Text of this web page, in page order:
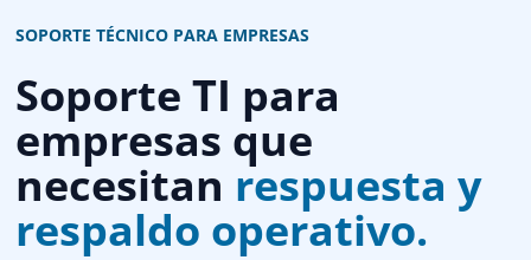
SOPORTE TÉCNICO PARA EMPRESAS
Soporte TI para
empresas que
necesitan respuesta y
respaldo operativo.